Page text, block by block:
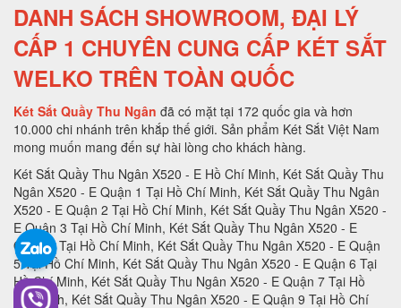
DANH SÁCH SHOWROOM, ĐẠI LÝ
CẤP 1 CHUYÊN CUNG CẤP KÉT SẮT
WELKO TRÊN TOÀN QUỐC
Két Sắt Quầy Thu Ngân đã có mặt tại 172 quốc gia và hơn
10.000 chi nhánh trên khắp thế giới. Sản phẩm Két Sắt Việt Nam
mong muốn mang đến sự hài lòng cho khách hàng.
Két Sắt Quầy Thu Ngân X520 - E Hồ Chí Minh, Két Sắt Quầy Thu Ngân X520 - E Quận 1 Tại Hồ Chí Minh, Két Sắt Quầy Thu Ngân X520 - E Quận 2 Tại Hồ Chí Minh, Két Sắt Quầy Thu Ngân X520 - E Quận 3 Tại Hồ Chí Minh, Két Sắt Quầy Thu Ngân X520 - E Quận 4 Tại Hồ Chí Minh, Két Sắt Quầy Thu Ngân X520 - E Quận 5 Tại Hồ Chí Minh, Két Sắt Quầy Thu Ngân X520 - E Quận 6 Tại Hồ Chí Minh, Két Sắt Quầy Thu Ngân X520 - E Quận 7 Tại Hồ Chí Minh, Két Sắt Quầy Thu Ngân X520 - E Quận 9 Tại Hồ Chí Minh, Két Sắt Quầy Thu Ngân X520 - E Quận 10 Tại Hồ Chí Minh, Két Sắt Quầy Thu Ngân X520 - E Quận 11 Tại Hồ Chí Minh, Két Sắt Quầy Thu Ngân X520 - E Quận 12 Tại Hồ Chí Minh, Két Sắt Quầy Thu Ngân X520 - E Quận Thủ Đức Tại Hồ Chí Minh, Két Sắt Quầy Thu Ngân X520 - E Quận Bình Thạnh Tại Hồ Chí Minh, Két Sắt Quầy Thu Ngân X520 - E Quận Gò Vấp Tại Hồ Chí Minh, Két Sắt Quầy Thu Ngân X520 - E Quận Phú Nhuận Tại Hồ Chí Minh, Két Sắt Quầy Thu Ngân X520 - E Quận Tân Phú Tại Hồ Chí Minh, Két Sắt Quầy Thu Ngân X520 - E Quận Bình Tân Tại Hồ Chí Minh, Két Sắt Quầy Thu Ngân X520 - E Quận Tân Bình Tại Hồ Chí Minh, Két Sắt Quầy Thu Ngân X520 - E Hà Nội, Két Sắt Quầy Thu Ngân X520 - E Quận Ba Đình Hà Nội, Két Sắt Quầy Thu Ngân X520 - E Quận Hoàn Kiếm Hà Nội, Két Sắt Quầy Thu Ngân X520 - E Quận Hai Bà Trưng Hà Nội, Két Sắt Quầy Thu Ngân X520 - E Quận Đống Đa Hà Nội, Két Sắt Quầy Thu Ngân X520 - E Quận Tây Hồ Hà Nội, Két Sắt Quầy Thu Ngân X520 - E Quận Đống Đa Hà Nội, Két Sắt Quầy Thu Ngân X520 - E Quận Thanh Xuân Hà Nội, Két Sắt Quầy Thu Ngân X520 - E Quận Hoàng Mai Hà Nội, Két Sắt Quầy Thu Ngân X520 - E Quận Long Biên Hà Nội, Két Sắt Quầy Thu Ngân X520 - E Quận Đống Đa Hà Nội, Két Sắt Quầy Thu Ngân X520 - E Huyện Thanh Trì Hà Nội, Két Sắt Quầy Thu Ngân X520 - E Huyện Gia Lâm Hà Nội, Két Sắt Quầy Thu Ngân X520 - E Huyện Đông Anh Hà Nội, Két Sắt Quầy Thu Ngân X520 - E Huyện Sóc Sơn Hà Nội, Két Sắt Quầy Thu Ngân X520 - E Quận Hà Đông Hà Nội, Két Sắt Quầy Thu Ngân X520 - E Thị xã Sơn Tây Hà Nội, Két Sắt Quầy Thu Ngân X520 - E Huyện Ba Vì Hà Nội, Két Sắt Quầy Thu Ngân X520 - E Huyện Phúc Thọ Hà Nội, Két Sắt Quầy Thu Ngân X520 - E Huyện Thạch Thất Hà Nội, Két Sắt Quầy Thu Ngân X520 - E Huyện Quốc Oai Hà Nội, Két Sắt Quầy Thu Ngân X520 - E Huyện Chương Mỹ Hà Nội, Két Sắt Quầy Thu Ngân X520 - E Huyện Đan Phượng Hà Nội, Két Sắt Quầy Thu Ngân X520 - E Huyện Hoài Đức Hà Nội, Két Sắt Quầy Thu Ngân X520 - E Huyện Thanh Oai Hà Nội, Két Sắt Quầy Thu Ngân X520 - E Huyện Mỹ Đức Hà Nội, Két Sắt Quầy Thu Ngân X520 - E Huyện Ứng Hoà Hà Nội, Két Sắt Quầy Thu Ngân X520 - E Huyện Thường Tín Hà Nội, Két Sắt Quầy Thu Ngân X520 - E Huyện Phú Xuyên Hà Nội, Két Sắt Quầy Thu Ngân X520 - E Huyện Mê Linh Hà Nội, Két Sắt Quầy Thu Ngân X520 - E Quận Nam Từ Liên Hà Nội, Két Sắt Quầy Thu Ngân X520 - E An Giang, Két Sắt Quầy Thu Ngân X520 - E Thành phố Long Xuyên Tỉnh An Giang, Két Sắt Quầy Thu Ngân X520 - E Thành phố Châu Đốc Tỉnh An Giang, Két Sắt Quầy Thu Ngân X520 - E Huyện An Phú Tỉnh An Giang, Két Sắt Quầy Thu Ngân X520 - E Thị xã Tân Châu, Két Sắt Quầy Thu Ngân X520 - E Huyện Phú Tân, Két Sắt Quầy Thu Ngân X520 - E Huyện Châu Phú, Két Sắt Quầy Thu Ngân X520 - E Huyện Tịnh Biên, Két Sắt Quầy Thu Ngân X520 - E Huyện Tri Tôn, Két Sắt Quầy Thu Ngân X520 - E Huyện Châu Thành Tỉnh An Giang, Két Sắt Quầy Thu Ngân X520 - E Huyện Chợ Mới Tỉnh An Giang, Két Sắt Quầy Thu Ngân X520 - E Huyện Thoại Sơn Tỉnh An Giang, Két Sắt Quầy Thu Ngân X520 - E Vũng Tàu, Két Sắt Quầy Thu Ngân X520 - E Thành phố Vũng Tàu Tại Bà Rịa - Vũng Tàu, Két Sắt Quầy Thu Ngân X520 - E Thành phố Bà Rịa Tại Bà Rịa - Vũng Tàu, Két Sắt Quầy Thu Ngân X520 - E Huyện Châu Đức Tại Bà Rịa - Vũng Tàu, Két Sắt Quầy Thu Ngân X520 - E Huyện Xuyên Mộc Tại Bà Rịa - Vũng Tàu, Két Sắt Quầy Thu Ngân X520 - E Huyện Long Điền Tại Bà Rịa - Két Sắt Quầy Thu Ngân X520 - E Cần Thơ, Két Sắt Quầy Thu Ngân X520 - E Tại Thành phố Cần Thơ Tỉnh Cần Thơ, Két Sắt Quầy Thu Ngân X520 - E Tại Quận Ninh Kiều Tỉnh Cần Thơ, Két Sắt Quầy Thu Ngân X520 - E Tại Quận Ô Môn Tỉnh Cần Thơ, Két Sắt Quầy Thu Ngân X520 - E Tại Quận Bình Thuỷ Tỉnh Cần Thơ, Két Sắt Quầy Thu Ngân X520 - E Tại Quận Cái Răng Tỉnh Cần Thơ, Két Sắt Quầy Thu Ngân X520 - E Tại Quận Thốt Nốt Tỉnh Cần Thơ, Két Sắt Quầy Thu Ngân X520 - E Tại Huyện Vĩnh Thạnh Tỉnh Cần Thơ, Két Sắt Quầy Thu Ngân X520 - E Tại Huyện Cờ Đỏ Tỉnh Cần Thơ, Két Sắt Quầy Thu Ngân X520 - E Tại Huyện Phong Điền Tỉnh Cần Thơ, Két Sắt Quầy Thu Ngân X520 - E Tại Huyện Thới Lai Tỉnh Cần Thơ, Két Sắt Quầy Thu Ngân X520 - E Đà Nẵng, Két Sắt Quầy Thu Ngân X520 - E Tại Thành phố Đà Nẵng Tỉnh Đà Nẵng, Két Sắt Quầy Thu Ngân X520 - E Tại Quận Liên Chiểu Tỉnh Đà Nẵng, Két Sắt Quầy Thu Ngân X520 - E Tại Quận Thanh Khê Tỉnh Đà Nẵng, Két Sắt Quầy Thu Ngân X520 - E Tại Quận Hải Châu Tỉnh Đà Nẵng, Két Sắt Quầy Thu Ngân X520 - E Tại Quận Sơn Trà Tỉnh Đà Nẵng, Két Sắt Quầy Thu Ngân X520 - E Tại Quận Ngũ Hành Sơn Tỉnh Đà Nẵng, Két Sắt Quầy Thu Ngân X520 - E Tại Quận Cẩm Lệ Tỉnh Đà Nẵng, Két Sắt Quầy Thu Ngân X520 - E TạiHuyện Hòa Vang Tỉnh Đà Nẵng, Két Sắt Quầy Thu Ngân X520 - E Đắk Lắk, Két Sắt Quầy Thu Ngân X520 - E Tại Thành phố Buôn Ma Thuột Tỉnh Đắk Lắk, Két Sắt Quầy Thu Ngân X520 - E Tại Thị xã Buôn Hồ Tỉnh Đắk Lắk, Két Sắt Quầy Thu Ngân X520 - E Tại Huyện Buôn Đôn Tỉnh Đắk Lắk, Két Sắt Quầy Thu Ngân X520 - E Tại Huyện Cư Kuin Tỉnh Đắk Lắk, Két Sắt Quầy Thu Ngân X520 - E Tại Huyện Cư M’gar Tỉnh Đắk Lắk, Két Sắt Quầy Thu Ngân X520 - E Tại Huyện Ea H’leo Tỉnh Đắk Lắk, Két Sắt Quầy Thu Ngân X520 - E Tại Huyện Ea Kar Tỉnh Đắk Lắk, Két Sắt Quầy Thu Ngân X520 - E Tại Huyện Ea Súp Tỉnh Đắk Lắk, Két Sắt Quầy Thu Ngân X520 - E Tại Huyện Krông Ana Tỉnh Đắk Lắk, Két Sắt Quầy Thu Ngân X520 - E Tại Huyện Krông Bông Tỉnh Đắk Lắk, Két Sắt Quầy Thu Ngân X520 - E Tại Huyện Krông Búk Tỉnh Đắk Lắk, Két Sắt Quầy Thu Ngân X520 - E Tại Huyện Krông Năng Tỉnh Đắk Lắk, Két Sắt Quầy Thu Ngân X520 - E Tại Huyện Krông Pắk Tỉnh Đắk Lắk, Két Sắt Quầy Thu Ngân X520 - E Tại Huyện Lắk Tỉnh Đắk Lắk, Két Sắt Quầy Thu Ngân X520 - E Tại Huyện M’Đrắk Tỉnh Đắk Lắk, Két Sắt Quầy Thu Ngân X520 - E Đắk Nông, Két Sắt Quầy Thu Ngân X520 - E Tại Thành phố Gia Nghĩa Tỉnh Đắk Nông, Két Sắt Quầy Thu Ngân X520 - E Tại Huyện Cư Jút Tỉnh Đắk Nông, Két Sắt Quầy Thu Ngân X520 - E Tại Huyện Đắk Glong Tỉnh Đắk Nông, Két Sắt Quầy Thu Ngân X520 - E Tại Huyện Đắk Mil Tỉnh Đắk Nông, Két Sắt Quầy Thu Ngân X520 - E Tại Huyện Đắk R’lấp Tỉnh Đắk Nông, Két Sắt Quầy Thu Ngân X520 - E Tại Huyện Đắk Song Tỉnh Đắk Nông, Két Sắt Quầy Thu Ngân X520 - E Tại Huyện Krông Nô Tỉnh Đắk Nông, Két Sắt Quầy Thu Ngân X520 - E Tại Huyện Tuy Đức Tỉnh Đắk Nông, Két Sắt Quầy Thu Ngân X520 - E Đồng Nai, Két Sắt Quầy Thu Ngân X520 - E Tại Thành phố Biên Hòa Tỉnh Đồng Nai, Két Sắt Quầy Thu Ngân X520 - E Tại Thành phố Long Khánh Tỉnh Đồng Nai, Két Sắt Quầy Thu Ngân X520 - E Tại Huyện Cẩm Mỹ Tỉnh Đồng Nai, Két Sắt Quầy Thu Ngân X520 - E Tại Huyện Định Quán Tỉnh Đồng Nai, Két Sắt Quầy Thu Ngân X520 - E Tại Huyện Long Thành Tỉnh Đồng Nai, Két Sắt Quầy Thu Ngân X520 - E Tại Huyện Nhơn Trạch Tỉnh Đồng Nai, Két Sắt Quầy Thu Ngân X520 - E Tại Huyện Tân Phú Tỉnh Đồng Nai, Két Sắt Quầy Thu Ngân X520 - E Tại Huyện Thống Nhất Tỉnh Đồng Nai, Két Sắt Quầy Thu Ngân X520 - E Tại Huyện Trảng Bom Tỉnh Đồng Nai, Két Sắt Quầy Thu Ngân X520 - E Tại Huyện Vĩnh Cửu Tỉnh Đồng Nai, Két Sắt Quầy Thu Ngân X520 - E Tại Huyện Xuân Lộc Tỉnh Đồng Nai, Két Sắt Quầy Thu Ngân X520 - E Biên Hòa, Két Sắt Quầy Thu Ngân X520 - E Đồng Tháp, Két Sắt Quầy Thu Ngân X520 - E Tại Thành phố Cao Lãnh Tỉnh Đồng Tháp, Két Sắt Quầy Thu Ngân X520 - E Tại Thành phố Sa Đéc Tỉnh Đồng Tháp, Két Sắt Quầy Thu Ngân X520 - E Tại Thị xã Hồng Ngự Tỉnh Đồng Tháp, Két Sắt Quầy Thu Ngân X520 - E Tại Huyện Cao Lãnh Tỉnh Đồng Tháp, Két Sắt Quầy Thu Ngân X520 - E Tại Huyện Châu Thành Tỉnh Đồng Tháp, Két Sắt Quầy Thu Ngân X520 - E Tại Huyện Hồng Ngự Tỉnh Đồng Tháp, Két Sắt Quầy Thu Ngân X520 - E Tại Huyện Lai Vung Tỉnh Đồng Tháp, Két Sắt Quầy Thu Ngân X520 - E Tại Huyện Lấp Vò Tỉnh Đồng Tháp, Két Sắt Quầy Thu Ngân X520 - E Tại Huyện Tam Nông Tỉnh Đồng Tháp, Két Sắt Quầy Thu Ngân X520 - E Tại Huyện Tân Hồng Tỉnh Đồng Tháp, Két Sắt Quầy Thu Ngân X520 - E Tại Huyện Thanh Bình Tỉnh Đồng Tháp, Két Sắt Quầy Thu Ngân X520 - E Tại Huyện Tháp Mười Tỉnh Đồng Tháp, Két Sắt Quầy Thu Ngân X520 - E Tại Thành phố Điện Biên Phủ Tỉnh Điện Biên, Két Sắt Quầy Thu Ngân X520 - E Tại Thị xã Mường Lay Tỉnh Điện Biên, Két Sắt Quầy Thu Ngân X520 - E Tại Huyện Điện Biên Tỉnh Điện Biên, Két Sắt Quầy Thu Ngân X520 - E Tại Huyện Điện Biên Đông Tỉnh Điện Biên, Két Sắt Quầy Thu Ngân X520 - E Tại Huyện Mường Ảng Tỉnh Điện Biên, Két Sắt Quầy Thu Ngân X520 - E Tại Huyện Mường Chà Tỉnh Điện Biên, Két Sắt Quầy Thu Ngân X520 - E Tại Huyện Mường Nhé Tỉnh Điện Biên, Két Sắt Quầy Thu Ngân X520 - E Tại Huyện Nậm Pồ Tỉnh Điện Biên, Két Sắt Quầy Thu Ngân X520 - E Tại Huyện Tủa Chùa Tỉnh Điện Biên, Két Sắt Quầy Thu Ngân X520 - E Tại Huyện Tuần Giáo Tỉnh Điện Biên, Két Sắt Quầy Thu Ngân X520 - E Điện Biên, Két Sắt Quầy Thu Ngân X520 - E Gia Lai, Két Sắt Quầy Thu Ngân X520 - E Tại Thành phố Pleiku Tỉnh Gia Lai, Két Sắt Quầy Thu Ngân X520 - E Tại Thị xã An Khê Tỉnh Gia Lai, Két Sắt Quầy Thu Ngân X520 - E Tại Thị xã Ayun Pa Tỉnh Gia Lai, Két Sắt Quầy Thu Ngân X520 - E Tại Huyện Chư Păh Tỉnh Gia Lai, Két Sắt Quầy Thu Ngân X520 - E Tại Huyện Chư Prông Tỉnh Gia Lai, Két Sắt Quầy Thu Ngân X520 - E Tại Huyện Chư Pưh Tỉnh Gia Lai, Két Sắt Quầy Thu Ngân X520 - E Tại Huyện Chư Sê Tỉnh Gia Lai, Két Sắt Quầy Thu Ngân X520 - E Tại Huyện Đắk Đoa Tỉnh Gia Lai, Két Sắt Quầy Thu Ngân X520 - E Tại Huyện Đak Pơ Tỉnh Gia Lai, Két Sắt Quầy Thu Ngân X520 - E Tại Huyện Đức Cơ Tỉnh Gia Lai, Két Sắt Quầy Thu Ngân X520 - E Tại Huyện Ia Grai Tỉnh Gia Lai, Két Sắt Quầy Thu Ngân X520 - E Tại Huyện Ia Pa Tỉnh Gia Lai, Két Sắt Quầy Thu Ngân X520 - E Tại Huyện K’Bang Tỉnh Gia Lai, Két Sắt Quầy Thu Ngân X520 - E Tại Huyện Kông Chro Tỉnh Gia Lai, Két Sắt Quầy Thu Ngân X520 - E Tại Huyện Krông Pa Tỉnh Gia Lai, Két Sắt Quầy Thu Ngân X520 - E Tại Huyện Mang Yang Tỉnh Gia La